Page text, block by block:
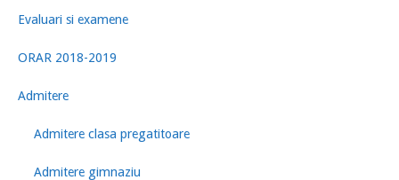
Evaluari si examene
ORAR 2018-2019
Admitere
Admitere clasa pregatitoare
Admitere gimnaziu